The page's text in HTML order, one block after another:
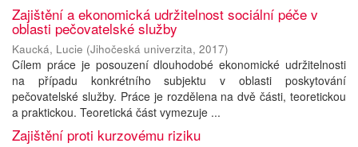
Zajištění a ekonomická udržitelnost sociální péče v
oblasti pečovatelské služby
Kaucká, Lucie (Jihočeská univerzita, 2017)
Cílem práce je posouzení dlouhodobé ekonomické udržitelnosti
na případu konkrétního subjektu v oblasti poskytování
pečovatelské služby. Práce je rozdělena na dvě části, teoretickou
a praktickou. Teoretická část vymezuje ...
Zajištění proti kurzovému riziku